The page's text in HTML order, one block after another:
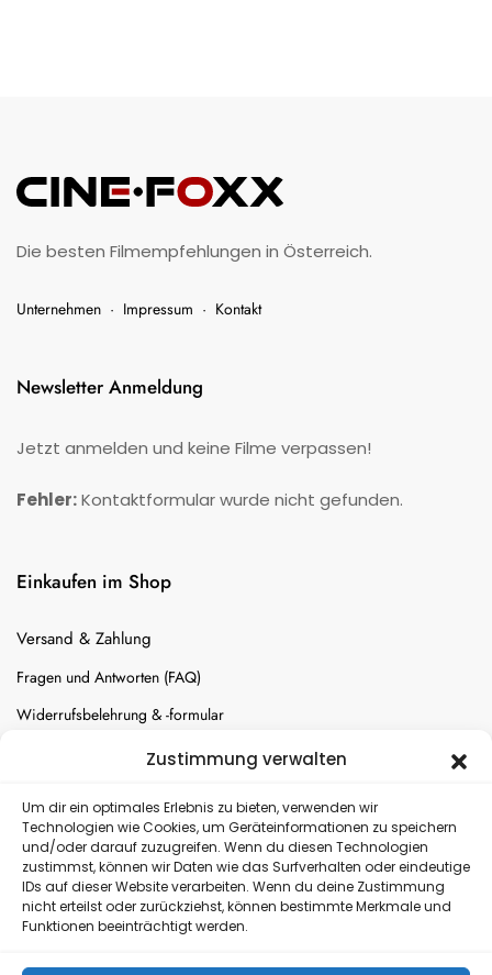
Zustimmung verwalten
Um dir ein optimales Erlebnis zu bieten, verwenden wir
Technologien wie Cookies, um Geräteinformationen zu speichern
und/oder darauf zuzugreifen. Wenn du diesen Technologien
zustimmst, können wir Daten wie das Surfverhalten oder eindeutige
IDs auf dieser Website verarbeiten. Wenn du deine Zustimmung
nicht erteilst oder zurückziehst, können bestimmte Merkmale und
Funktionen beeinträchtigt werden.
Die besten Filmempfehlungen in Österreich.
Unternehmen · Impressum · Kontakt
Newsletter Anmeldung
Jetzt anmelden und keine Filme verpassen!
Fehler:Kontaktformular wurde nicht gefunden.
Einkaufen im Shop
Versand & Zahlung
Fragen und Antworten (FAQ)
Widerrufsbelehrung & -formular
Batterien-Entsorgung
Versand
Kostenloser Rückversand